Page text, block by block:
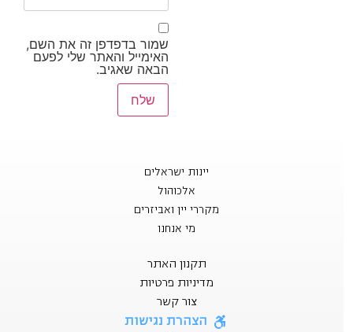
שמור בדפדפן זה את השם,
האימייל והאתר שלי לפעם
הבאה שאגיב.
יינות ישראלים
אלכוהול
מקררי יין ואביזרים
מי אנחנו
תקנון האתר
מדיניות פרטיות
צור קשר
הצהרת נגישות